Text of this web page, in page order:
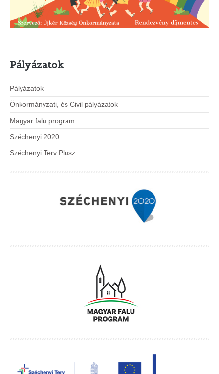
Pályázatok
Pályázatok
Önkormányzati, és Civil pályázatok
Magyar falu program
Széchenyi 2020
Széchenyi Terv Plusz